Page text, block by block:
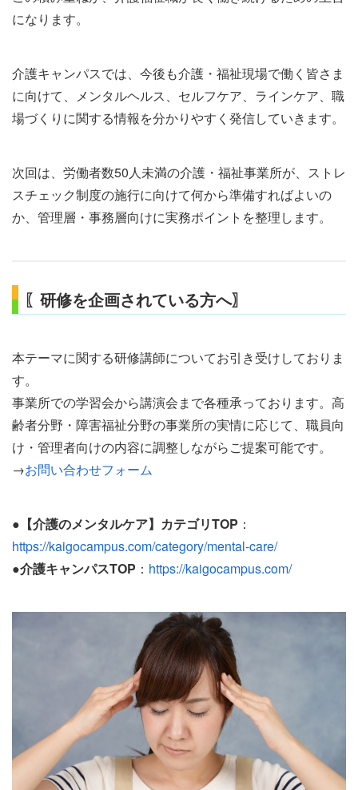
になります。
介護キャンパスでは、今後も介護・福祉現場で働く皆さま
に向けて、メンタルヘルス、セルフケア、ラインケア、職
場づくりに関する情報を分かりやすく発信していきます。
次回は、労働者数50人未満の介護・福祉事業所が、ストレ
スチェック制度の施行に向けて何から準備すればよいの
か、管理層・事務層向けに実務ポイントを整理します。
〖研修を企画されている方へ〗
本テーマに関する研修講師についてお引き受けしておりま
す。
事業所での学習会から講演会まで各種承っております。高
齢者分野・障害福祉分野の事業所の実情に応じて、職員向
け・管理者向けの内容に調整しながらご提案可能です。
→お問い合わせフォーム
● 【介護のメンタルケア】カテゴリTOP ：
https://kaigocampus.com/category/mental-care/
●介護キャンパスTOP ： https://kaigocampus.com/